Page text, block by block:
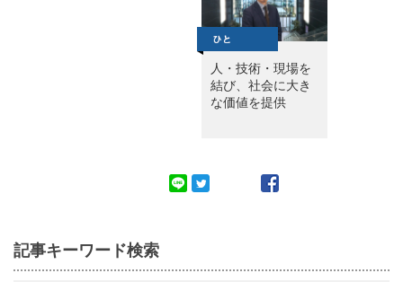
人・技術・現場を
結び、社会に大き
な価値を提供
記事キーワード検索